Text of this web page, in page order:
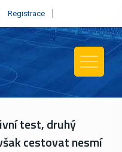
Registrace
test, druhý
cestovat nesmí